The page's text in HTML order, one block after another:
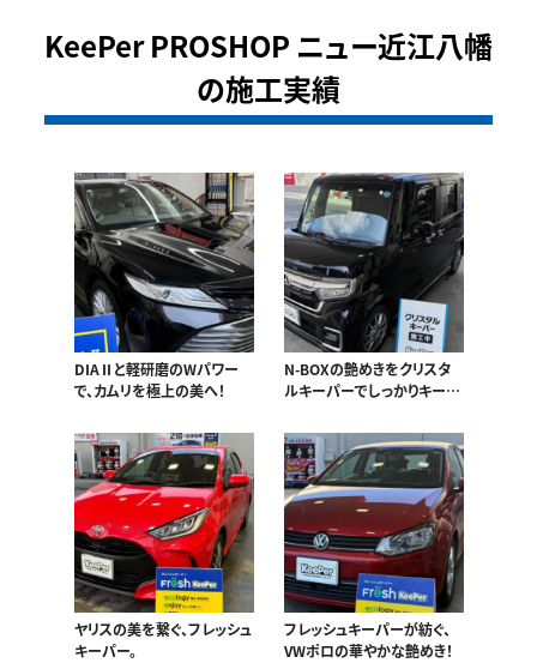
KeePer PROSHOP ニュー近江八幡
の施工実績
DIAⅡと軽研磨のWパワー
で、カムリを極上の美へ！
N-BOXの艶めきをクリスタ
ルキーパーでしっかりキー
ヤリスの美を繋ぐ、フレッシュ
キーパー。
フレッシュキーパーが紡ぐ、
VWポロの華やかな艶めき！